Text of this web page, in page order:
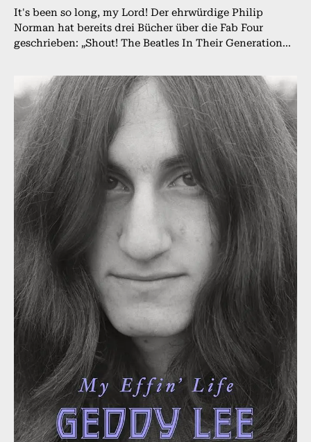
It's been so long, my Lord! Der ehrwürdige Philip
Norman hat bereits drei Bücher über die Fab Four
geschrieben: „Shout! The Beatles In Their Generation...